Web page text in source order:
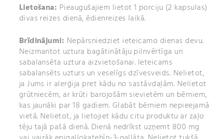
Lietošana: Pieaugušajiem lietot 1 porciju (2 kapsulas)
divas reizes dienā, ēdienreizes laikā.
Brīdinājumi: Nepārsniedziet ieteicamo dienas devu.
Neizmantot uztura bagātinātāju pilnvērtīga un
sabalansēta uztura aizvietošanai. Ieteicams
sabalansēts uzturs un veselīgs dzīvesveids. Nelietot,
ja Jums ir alerģija pret kādu no sastāvdaļām. Nelietot
grūtniecēm, ar krūti barojošām sievietēm un bērniem,
kas jaunāki par 18 gadiem. Glabāt bērniem nepieejamā
vietā. Nelietot, ja lietojiet kādu citu produktu ar zaļo
tēju tajā pašā dienā. Dienā nedrīkst uzņemt 800 mg